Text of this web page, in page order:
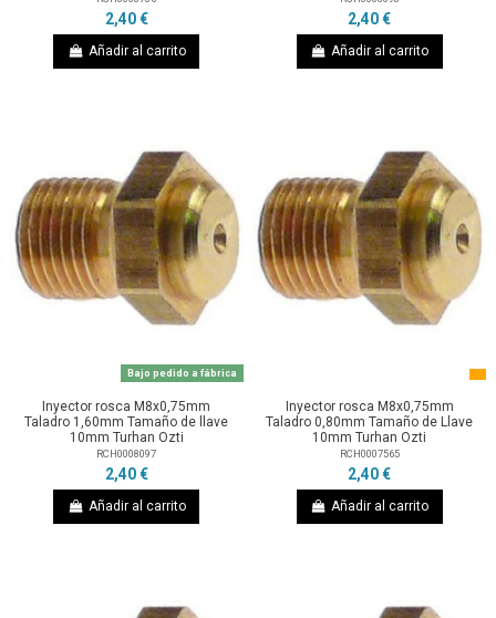
2,40 €
Añadir al carrito
2,40 €
Añadir al carrito
Bajo pedido a fábrica
Inyector rosca M8x0,75mm
Taladro 1,60mm Tamaño de llave
10mm Turhan Ozti
RCH0008097
2,40 €
Añadir al carrito
Inyector rosca M8x0,75mm
Taladro 0,80mm Tamaño de Llave
10mm Turhan Ozti
RCH0007565
2,40 €
Añadir al carrito